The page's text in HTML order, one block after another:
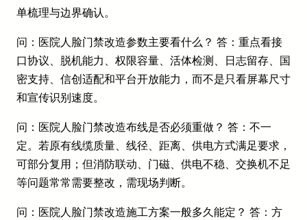
单梳理与边界确认。
问：医院人脸门禁改造参数主要看什么？ 答：重点看接
口协议、脱机能力、权限容量、活体检测、日志留存、国
密支持、信创适配和平台开放能力，而不是只看屏幕尺寸
和宣传识别速度。
问：医院人脸门禁改造布线是否必须重做？ 答：不一
定。若原有线缆质量、线径、距离、供电方式满足要求，
可部分复用；但消防联动、门磁、供电不稳、交换机不足
等问题常常需要整改，需现场判断。
问：医院人脸门禁改造施工方案一般多久能定？ 答：方